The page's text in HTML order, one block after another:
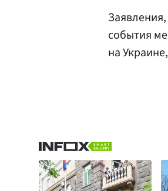
события
на Украине,